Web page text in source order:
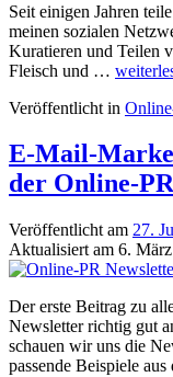
Seit einigen Jahren
meinen sozialen
Kuratieren und Teilen
Fleisch und … Wie
Content
Der
Einblick
in
Praxis
mit
Tipps
Tools
Veröffentlicht in
E-Mail-
der Online-
Veröffentlicht am 27.
Aktualisiert am 6.
Der erste Beitrag zu
Newsletter richtig gut
schauen wir uns die
passende Beispiele